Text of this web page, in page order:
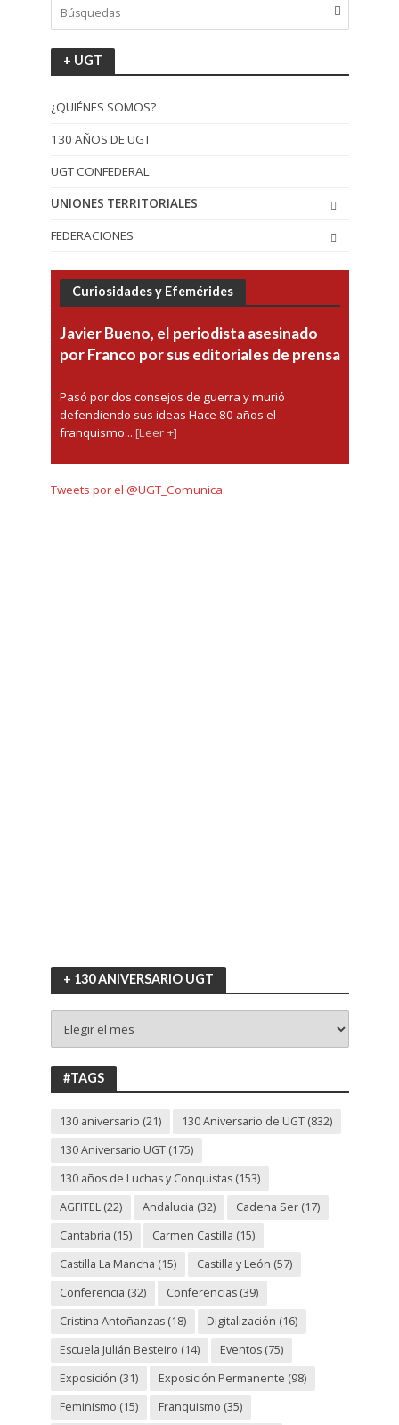
+ UGT
¿QUIÉNES SOMOS?
130 AÑOS DE UGT
UGT CONFEDERAL
UNIONES TERRITORIALES
FEDERACIONES
Curiosidades y Efemérides
Javier Bueno, el periodista asesinado
por Franco por sus editoriales de prensa
Pasó por dos consejos de guerra y murió
defendiendo sus ideas Hace 80 años el
franquismo... [Leer +]
Tweets por el @UGT_Comunica.
+ 130 ANIVERSARIO UGT
130
ANIVERSARIO
UGT
#TAGS
130 aniversario (21) 130 Aniversario de UGT(832)
130 Aniversario UGT(175)
130 años de Luchas y Conquistas(153)
AGFITEL(22) Andalucia (32) Cadena Ser(17)
Cantabria (15) Carmen Castilla (15)
Castilla La Mancha (15) Castilla y León (57)
Conferencia (32) Conferencias(39)
Cristina Antoñanzas(18) Digitalización (16)
Escuela Julián Besteiro (14) Eventos(75)
Exposición (31) Exposición Permanente (98)
Feminismo (15) Franquismo (35)